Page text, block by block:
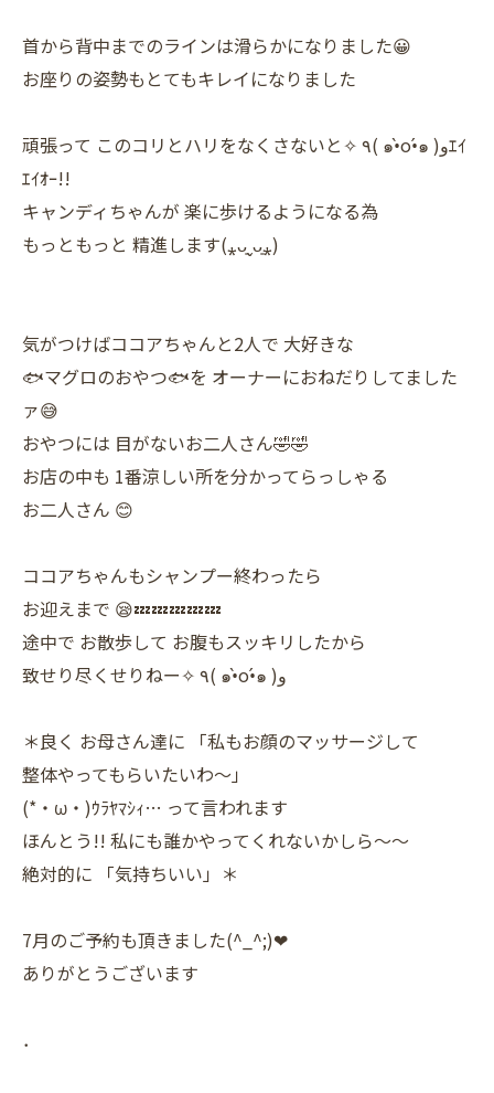
首から背中までのラインは滑らかになりました😀
お座りの姿勢もとてもキレイになりました
頑張って このコリとハリをなくさないと✧ ٩( ๑•̀o•́๑ )وｴｲ
ｴｲｵｰ!!
キャンディちゃんが 楽に歩けるようになる為
もっともっと 精進します(⁎ᴗ͈ˬᴗ͈⁎)
気がつけばココアちゃんと2人で 大好きな
🐟マグロのおやつ🐟を オーナーにおねだりしてました
ァ😅
おやつには 目がないお二人さん🤣🤣
お店の中も 1番涼しい所を分かってらっしゃる
お二人さん 😊
ココアちゃんもシャンプー終わったら
お迎えまで 😪💤💤💤💤💤
途中で お散歩して お腹もスッキリしたから
致せり尽くせりねー✧ ٩( ๑•̀o•́๑ )و
＊良く お母さん達に 「私もお顔のマッサージして
整体やってもらいたいわ〜」
(*・ω・)ｳﾗﾔﾏｼｨ… って言われます
ほんとう!! 私にも誰かやってくれないかしら～〜
絶対的に 「気持ちいい」＊
ありがとうございます
．